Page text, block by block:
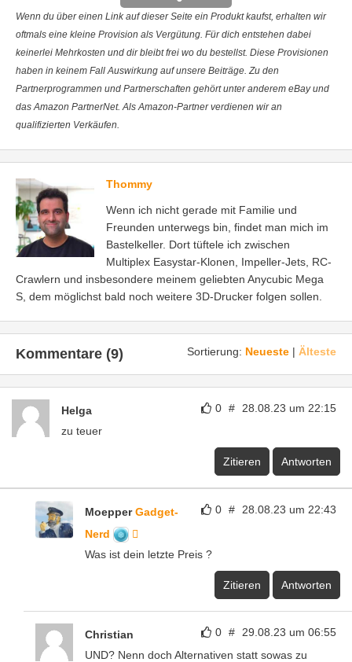
Wenn du über einen Link auf dieser Seite ein Produkt kaufst, erhalten wir
oftmals eine kleine Provision als Vergütung. Für dich entstehen dabei
keinerlei Mehrkosten und dir bleibt frei wo du bestellst. Diese Provisionen
haben in keinem Fall Auswirkung auf unsere Beiträge. Zu den
Partnerprogrammen und Partnerschaften gehört unter anderem eBay und
das Amazon PartnerNet. Als Amazon-Partner verdienen wir an
qualifizierten Verkäufen.
Thommy
Wenn ich nicht gerade mit Familie und
Freunden unterwegs bin, findet man mich im
Bastelkeller. Dort tüftele ich zwischen
Multiplex Easystar-Klonen, Impeller-Jets, RC-
Crawlern und insbesondere meinem geliebten Anycubic Mega
S, dem möglichst bald noch weitere 3D-Drucker folgen sollen.
Sortierung: Neueste | Älteste
Kommentare (9)
0 # 28.08.23 um 22:15
Helga
zu teuer
Zitieren Antworten
0 # 28.08.23 um 22:43
MoepperGadget-
Nerd
Was ist dein letzte Preis ?
Zitieren Antworten
0 # 29.08.23 um 06:55
Christian
UND? Nenn doch Alternativen statt sowas zu